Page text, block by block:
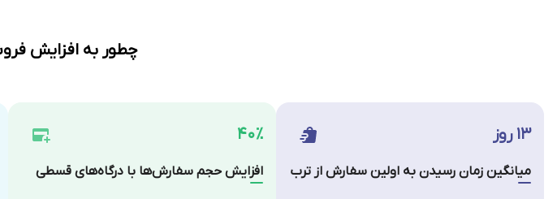
چطور به افزایش
۴۰٪
افزایش حجم سفارش‌ها با درگاه‌های قسطی
۱۳ روز
میانگین زمان رسیدن به اولین سفارش از ترب